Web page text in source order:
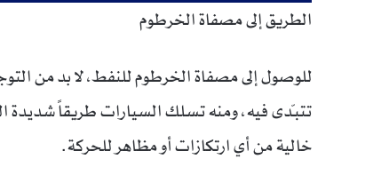
الطريق إلى مصفاة الخرطوم
للوصول إلى مصفاة الخرطوم للنفط، لا بد من
تتبدّى فيه، ومنه تسلك السيارات طريقاً شديدة
خالية من أي ارتكازات أو مظاهر للحركة.